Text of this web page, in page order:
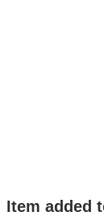
Item added